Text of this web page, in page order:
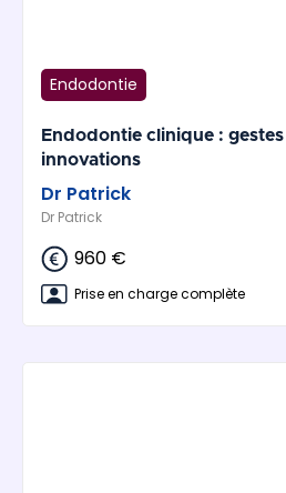
Endodontie
Endodontie clinique :
innovations
Dr Patrick
Dr Patrick
960 €
Prise en charge complète